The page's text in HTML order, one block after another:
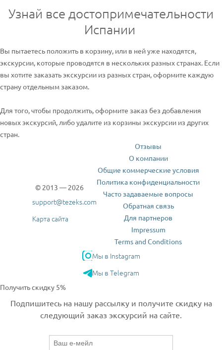
Узнай все достопримечательности
Испании
Вы пытаетесь положить в корзину, или в ней уже находятся,
экскурсии, которые проводятся в нескольких разных странах. Если
вы хотите заказать экскурсии из разных стран, оформите каждую
страну отдельным заказом.
Для того, чтобы продолжить, оформите заказ без добавления
новых экскурсий, либо удалите из корзины экскурсии из других
стран.
© 2013 — 2026
support@tezeks.com
Карта сайта
Отзывы
О компании
Общие коммерческие условия
Политика конфиденциальности
Часто задаваемые вопросы
Обратная связь
Для партнеров
Impressum
Terms and Conditions
Мы в Instagram
Мы в Telegram
Получить скидку 5%
Подпишитесь на нашу рассылку и получите скидку на
следующий заказ экскурсий на сайте.